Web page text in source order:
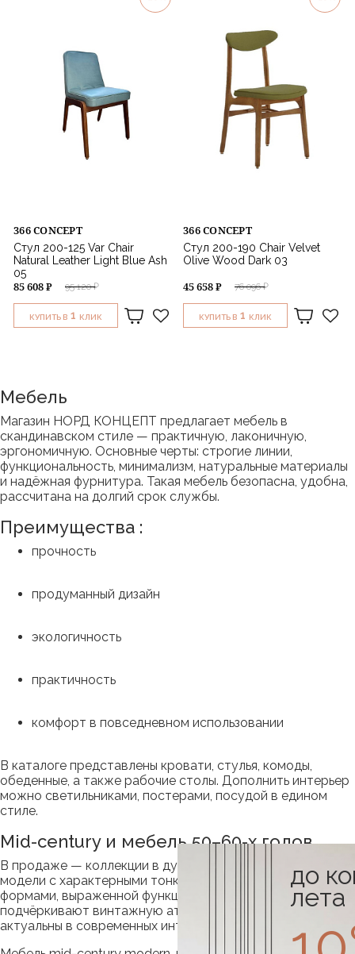
Ethnicraft
366 CONCEPT
Стул 200-125 Var Chair
Natural Leather Light Blue Ash
05
95 120 ₽
85 608 ₽
КУПИТЬ В 1 КЛИК
366 CONCEPT
Стул 200-190 Chair Velvet
Olive Wood Dark 03
76 096 ₽
45 658 ₽
КУПИТЬ В 1 КЛИК
Мебель
Магазин НОРД КОНЦЕПТ предлагает мебель в
скандинавском стиле — практичную, лаконичную,
эргономичную. Основные черты: строгие линии,
функциональность, минимализм, натуральные материалы
и надёжная фурнитура. Такая мебель безопасна, удобна,
рассчитана на долгий срок службы.
Преимущества :
прочность
продуманный дизайн
экологичность
практичность
комфорт в повседневном использовании
В каталоге представлены кровати, стулья, комоды,
обеденные, а также рабочие столы. Дополнить интерьер
можно светильниками, постерами, посудой в едином
стиле.
Mid-century и мебель 50–60-х годов
В продаже — коллекции в духе середины XX века. Это
модели с характерными тонкими ножками, простыми
формами, выраженной функциональностью. Они
подчёркивают винтажную атмосферу, в то же время
актуальны в современных интерьерах.
до
лета